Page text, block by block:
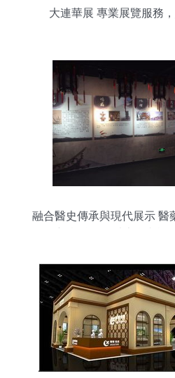
大連華展 專業展覽服務
融合醫史傳承與現代展示 醫